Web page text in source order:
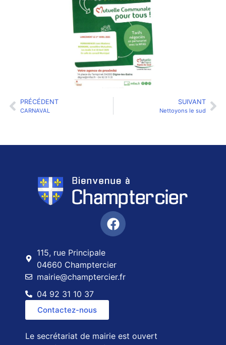
PRÉCÉDENT
CARNAVAL
SUIVANT
Nettoyons le sud
115, rue Principale
04660 Champtercier
mairie@champtercier.fr
04 92 31 10 37
Contactez-nous
Le secrétariat de mairie est ouvert